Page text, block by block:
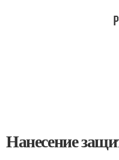
Нанесение